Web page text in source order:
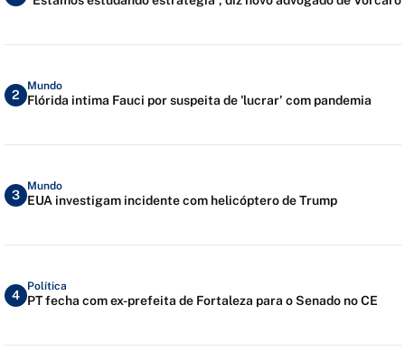
2
Mundo
Flórida intima Fauci por suspeita de 'lucrar' com pandemia
3
Mundo
EUA investigam incidente com helicóptero de Trump
4
Política
PT fecha com ex-prefeita de Fortaleza para o Senado no CE